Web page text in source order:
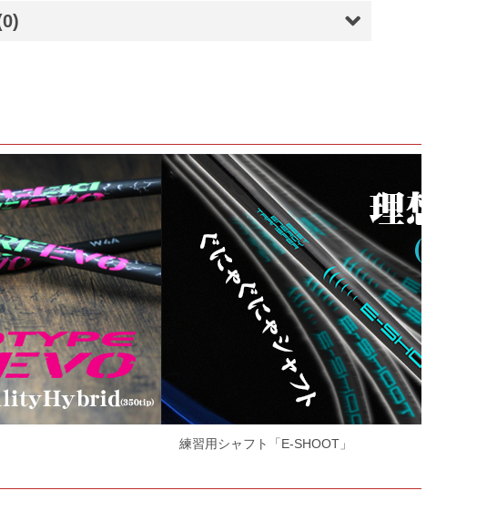
練習用シャフト「E-SHOOT」